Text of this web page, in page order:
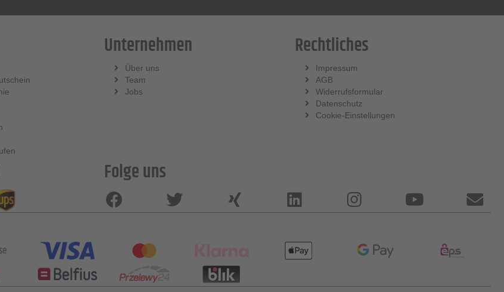
Unternehmen
Über uns
Team
Jobs
Rechtliches
Impressum
AGB
Widerrufsformular
Datenschutz
Cookie-Einstellungen
Folge uns